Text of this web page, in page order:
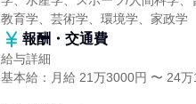
教育学、芸術学、環境学、家政学
報酬・交通費
給与詳細
基本給：月給 21万3000円 〜 24万